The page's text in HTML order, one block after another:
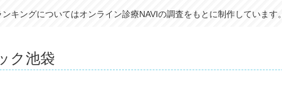
キングについてはオンライン診療NAVIの調査をもとに制作しています。
ク池袋